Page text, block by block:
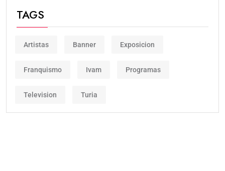
TAGS
Artistas Banner Exposicion
Franquismo Ivam Programas
Television Turia